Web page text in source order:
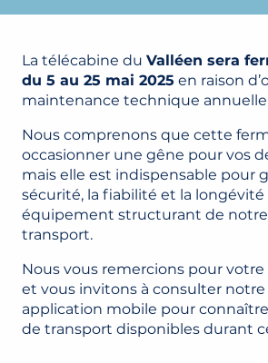
La télécabine du Valléen sera
du 5 au 25 mai 2025 en raison
maintenance technique
Nous comprenons que cette
occasionner une gêne pour vos
mais elle est indispensable pour
sécurité, la fiabilité et la longévité
équipement structurant de notre
transport.
Nous vous remercions pour
et vous invitons à consulter
application mobile pour
de transport disponibles durant